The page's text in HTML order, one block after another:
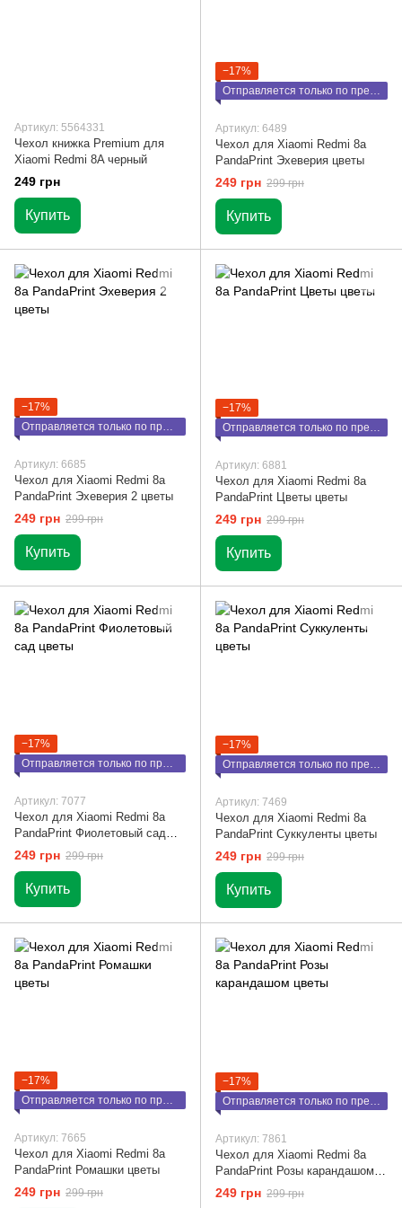
Артикул: 5564331
Чехол книжка Premium для
Xiaomi Redmi 8A черный
249 грн
Купить
−17%
Артикул: 6489
Чехол для Xiaomi Redmi 8a
PandaPrint Эхеверия цветы
249 грн 299 грн
Купить
−17%
Отправляется только по предоплате
Артикул: 6685
Чехол для Xiaomi Redmi 8a
PandaPrint Эхеверия 2 цветы
249 грн 299 грн
Купить
−17%
Отправляется только по предоплате
Артикул: 6881
Чехол для Xiaomi Redmi 8a
PandaPrint Цветы цветы
249 грн 299 грн
Купить
−17%
Отправляется только по предоплате
Артикул: 7077
Чехол для Xiaomi Redmi 8a
PandaPrint Фиолетовый сад
цветы
249 грн 299 грн
Купить
−17%
Отправляется только по предоплате
Артикул: 7469
Чехол для Xiaomi Redmi 8a
PandaPrint Суккуленты цветы
249 грн 299 грн
Купить
−17%
Отправляется только по предоплате
Артикул: 7665
Чехол для Xiaomi Redmi 8a
PandaPrint Ромашки цветы
249 грн 299 грн
−17%
Отправляется только по предоплате
Артикул: 7861
Чехол для Xiaomi Redmi 8a
PandaPrint Розы карандашом
цветы
249 грн 299 грн